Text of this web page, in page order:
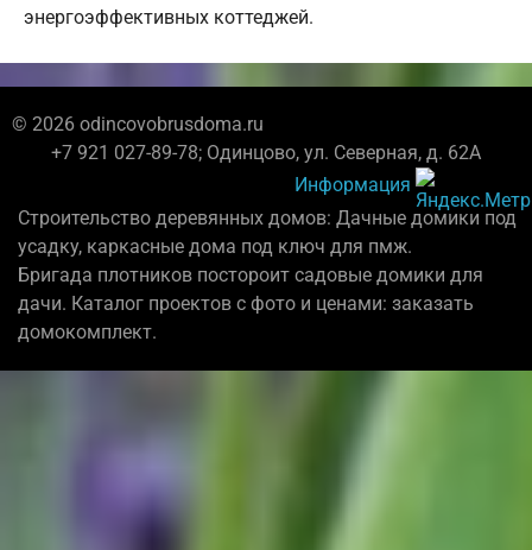
энергоэффективных коттеджей.
© 2026 odincovobrusdoma.ru
+7 921 027-89-78; Одинцово, ул. Северная, д. 62А
Информация
Строительство деревянных домов: Дачные домики под
усадку, каркасные дома под ключ для пмж.
Бригада плотников постороит садовые домики для
дачи. Каталог проектов с фото и ценами: заказать
домокомплект.